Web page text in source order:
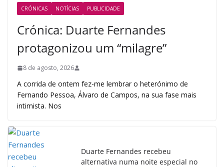
CRÓNICAS NOTÍCIAS PUBLICIDADE
Crónica: Duarte Fernandes
protagonizou um “milagre”
8 de agosto, 2026
A corrida de ontem fez-me lembrar o heterónimo de
Fernando Pessoa, Álvaro de Campos, na sua fase mais
intimista. Nos
Duarte Fernandes recebeu
alternativa numa noite especial no